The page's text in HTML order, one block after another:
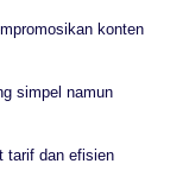
konten
simpel namun
tarif dan efisien